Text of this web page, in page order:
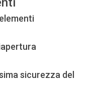
sicurezza del